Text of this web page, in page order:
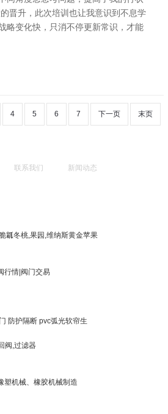
晋升，此次培训也让我意识到不息学
略变化快，只消不停更新常识，才能
4 5 6 7 下一页 末页
联系我们 新闻动态
瓤冬桃,果园,维纳斯黄金苹果
行情|阀门交易
防护隔断 pvc弧光软帘生
阀,过滤器
塑机械、橡胶机械制造